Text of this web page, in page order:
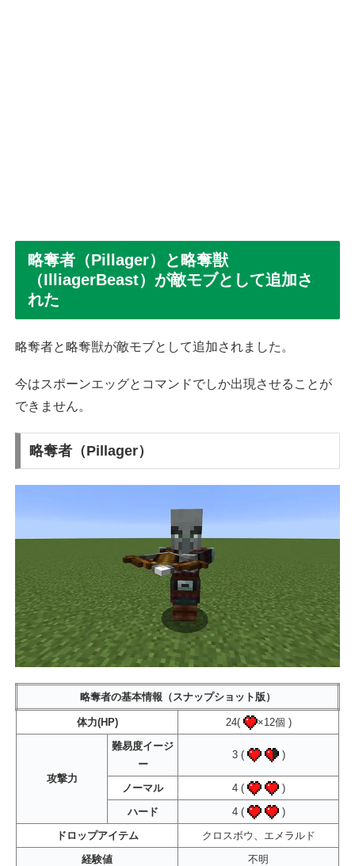
略奪者（Pillager）と略奪獣
（IlliagerBeast）が敵モブとして追加さ
れた
略奪者と略奪獣が敵モブとして追加されました。
今はスポーンエッグとコマンドでしか出現させることが
できません。
略奪者（Pillager）
略奪者の基本情報（スナップショット版）
体力(HP) 24( ×12個 )
攻撃力
難易度イージ
ー
3 ( )
ノーマル 4 (
)
ハード
4 (
)
ドロップアイテム
クロスボウ、エメラルド
経験値
不明